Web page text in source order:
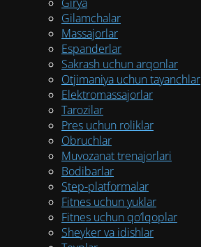
Gilamchalar
Massajorlar
Espanderlar
Sakrash uchun arqonlar
Otjimaniya uchun tayanchlar
Elektromassajorlar
Tarozilar
Pres uchun roliklar
Obruchlar
Muvozanat trenajorlari
Bodibarlar
Step-platformalar
Fitnes uchun yuklar
Fitnes uchun qo’lqoplar
Sheyker va idishlar